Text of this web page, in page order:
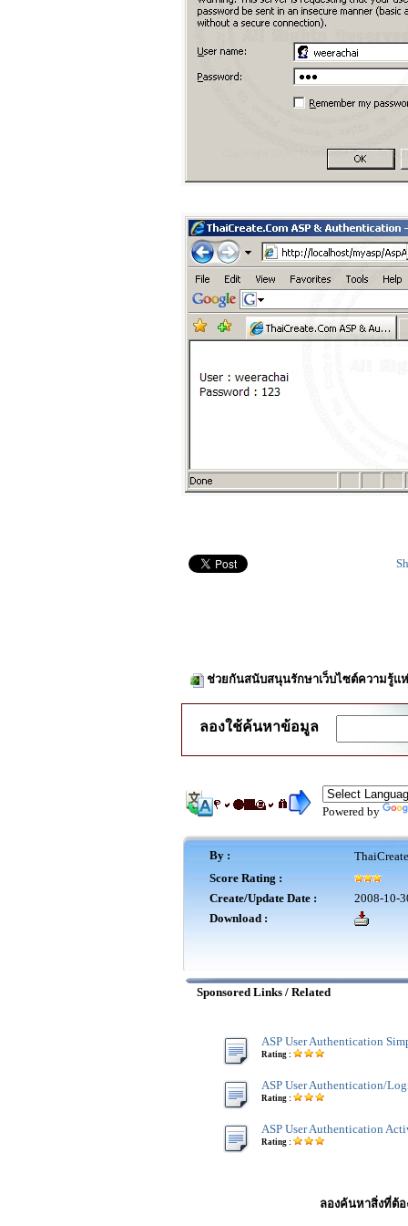
ช่วยกันสนับสนุนรักษาเว็บไซต์ความรู้แ
ลองใช้ค้นหาข้อมูล
Powered by
By :
Score Rating :
Create/Update Date :
2008-10-
Download :
Sponsored Links / Related
ASP User Authentication
Rating :
ASP User Authentication/
Rating :
ASP User Authentication
Rating :
ลองค้นหาสิ่งที่ต้อ